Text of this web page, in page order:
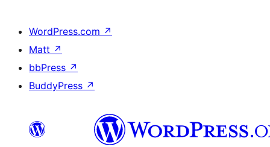
WordPress.com ↗
Matt ↗
bbPress ↗
BuddyPress ↗